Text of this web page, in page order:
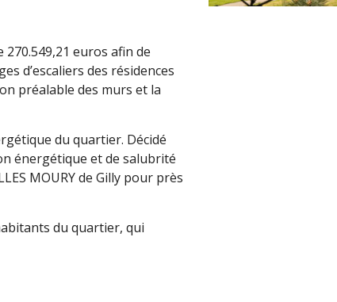
euros afin de
d’escaliers des résidences
préalable des murs et la
du quartier. Décidé
énergétique et de salubrité
MOURY de Gilly pour près
du quartier, qui